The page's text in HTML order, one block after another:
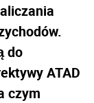
do
ATAD
czym